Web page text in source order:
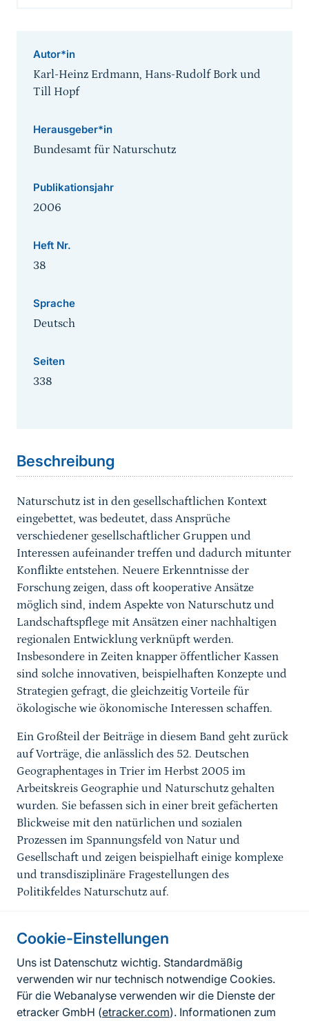
Cookie-Einstellungen
Uns ist Datenschutz wichtig. Standardmäßig
verwenden wir nur technisch notwendige Cookies.
Für die Webanalyse verwenden wir die Dienste der
etracker GmbH (etracker.com). Informationen zum
Autor*in
Karl-Heinz Erdmann, Hans-Rudolf Bork und
Till Hopf
Herausgeber*in
Bundesamt für Naturschutz
Publikationsjahr
2006
Heft Nr.
38
Sprache
Deutsch
Seiten
338
Beschreibung
Naturschutz ist in den gesellschaftlichen Kontext
eingebettet, was bedeutet, dass Ansprüche
verschiedener gesellschaftlicher Gruppen und
Interessen aufeinander treffen und dadurch mitunter
Konflikte entstehen. Neuere Erkenntnisse der
Forschung zeigen, dass oft kooperative Ansätze
möglich sind, indem Aspekte von Naturschutz und
Landschaftspflege mit Ansätzen einer nachhaltigen
regionalen Entwicklung verknüpft werden.
Insbesondere in Zeiten knapper öffentlicher Kassen
sind solche innovativen, beispielhaften Konzepte und
Strategien gefragt, die gleichzeitig Vorteile für
ökologische wie ökonomische Interessen schaffen.
Ein Großteil der Beiträge in diesem Band geht zurück
auf Vorträge, die anlässlich des 52. Deutschen
Geographentages in Trier im Herbst 2005 im
Arbeitskreis Geographie und Naturschutz gehalten
wurden. Sie befassen sich in einer breit gefächerten
Blickweise mit den natürlichen und sozialen
Prozessen im Spannungsfeld von Natur und
Gesellschaft und zeigen beispielhaft einige komplexe
und transdisziplinäre Fragestellungen des
Politikfeldes Naturschutz auf.
Informationen zur Seite
FußzeileKontakt zum BfN
Kontaktformular